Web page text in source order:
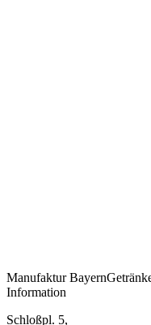
Manufaktur Bayern
Information
Schloßpl. 5,